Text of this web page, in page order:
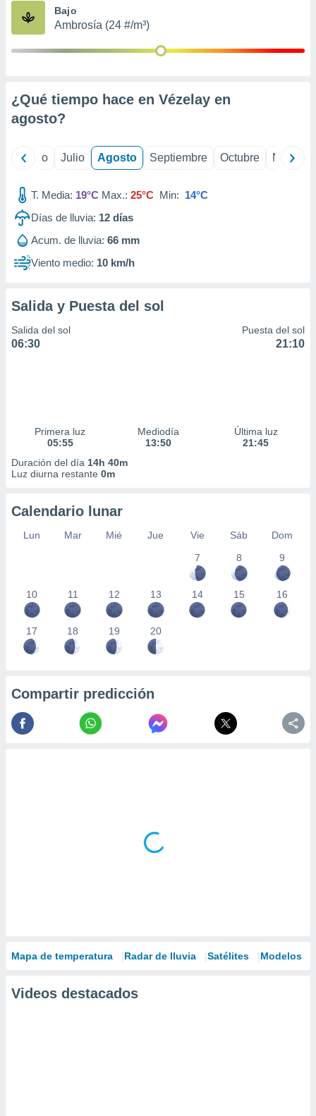
publicidad
1199
Bajo
Ambrosía (24 #/m³)
¿Qué tiempo hace en Vézelay en
agosto?
Junio Julio Agosto Septiembre Octubre
T. Media: 19°C Max.: 25°C Min: 14°C
Días de lluvia: 12 días
Acum. de lluvia: 66 mm
Viento medio: 10 km/h
Salida y Puesta del sol
Salida del sol
06:30
Puesta del sol
21:10
Primera luz
05:55
Mediodía
13:50
Última luz
21:45
Duración del día 14h 40m
Luz diurna restante 0m
Calendario lunar
Lun Mar Mié Jue Vie Sáb
Dom
7
8 9
10 11 12 13 14 15 16
17 18 19 20
Compartir predicción
Mapa de temperatura Radar de lluvia Satélites Modelos
Videos destacados